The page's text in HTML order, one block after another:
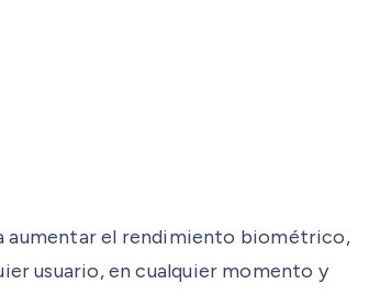
aumentar el rendimiento biométrico,
usuario, en cualquier momento y